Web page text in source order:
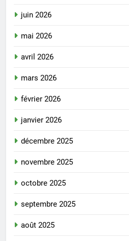
juin 2026
mai 2026
avril 2026
mars 2026
février 2026
janvier 2026
décembre 2025
novembre 2025
octobre 2025
septembre 2025
août 2025